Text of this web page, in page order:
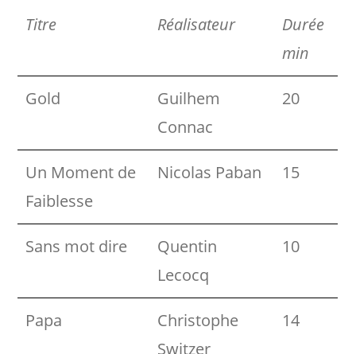
Titre Réalisateur
Durée
min
Gold
Guilhem
Connac
20
Un Moment de
Faiblesse
Nicolas Paban 15
Sans mot dire
Quentin
Lecocq
10
Papa
Christophe
Switzer
14